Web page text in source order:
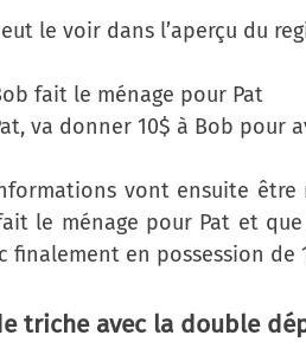
le voir dans l’aperçu du
fait le ménage pour Pat
va donner 10$ à Bob pour
vont ensuite
le ménage pour Pat et
finalement en possession de
triche avec la double